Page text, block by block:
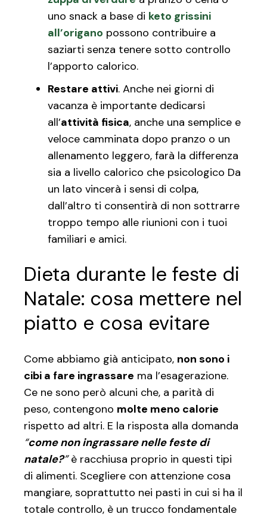
uno snack a base di keto grissini
all’origano possono contribuire a
saziarti senza tenere sotto controllo
l’apporto calorico.
Restare attivi. Anche nei giorni di
vacanza è importante dedicarsi
all’attività fisica, anche una semplice e
veloce camminata dopo pranzo o un
allenamento leggero, farà la differenza
sia a livello calorico che psicologico Da
un lato vincerà i sensi di colpa,
dall’altro ti consentirà di non sottrarre
troppo tempo alle riunioni con i tuoi
familiari e amici.
Dieta durante le feste di
Natale: cosa mettere nel
piatto e cosa evitare
Come abbiamo già anticipato, non sono i
cibi a fare ingrassare ma l’esagerazione.
Ce ne sono però alcuni che, a parità di
peso, contengono molte meno calorie
rispetto ad altri. E la risposta alla domanda
“come non ingrassare nelle feste di
natale?”è racchiusa proprio in questi tipi
di alimenti. Scegliere con attenzione cosa
mangiare, soprattutto nei pasti in cui si ha il
totale controllo, è un trucco fondamentale